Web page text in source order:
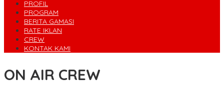
PROFIL
PROGRAM
BERITA GAMASI
RATE IKLAN
CREW
KONTAK KAMI
ON AIR CREW